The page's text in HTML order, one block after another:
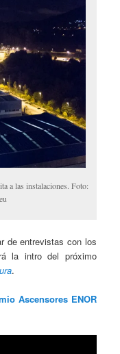
a las instalaciones. Foto:
de entrevistas con los
la intro del próximo
.
Ascensores ENOR